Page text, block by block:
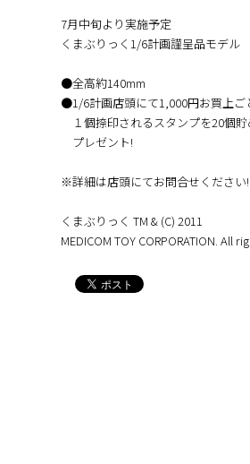
7月中旬より実施予定
くまぶりっく1/6計画謹呈品モデル
●全高約140mm
●1/6計画店頭にて1,000円お買上ご
１個捺印されるスタンプを20個貯
プレゼント!
※詳細は店頭にてお問合せください!
くまぶりっく TM & (C) 2011
MEDICOM TOY CORPORATION. All